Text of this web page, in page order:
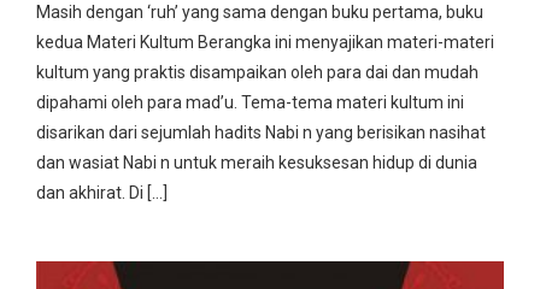
Masih dengan ‘ruh’ yang sama dengan buku pertama, buku
kedua Materi Kultum Berangka ini menyajikan materi-materi
kultum yang praktis disampaikan oleh para dai dan mudah
dipahami oleh para mad’u. Tema-tema materi kultum ini
disarikan dari sejumlah hadits Nabi n yang berisikan nasihat
dan wasiat Nabi n untuk meraih kesuksesan hidup di dunia
dan akhirat. Di […]